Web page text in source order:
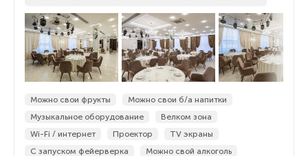
Можно свои фрукты
Можно свои б/а напитки
Музыкальное оборудование
Велком зона
Wi-Fi / интернет
Проектор
TV экраны
С запуском фейерверка
Можно свой алкоголь